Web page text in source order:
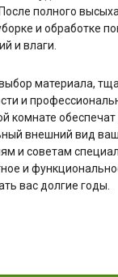
полного
и обработке
и влаги.
материала,
и
комнате
внешний вид
и советам
и
вас долгие годы.